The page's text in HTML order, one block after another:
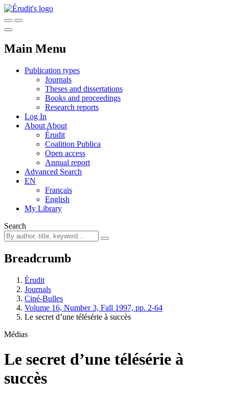
Main Menu
Publication types
Journals
Theses and dissertations
Books and proceedings
Research reports
Log In
About About
Érudit
Coalition Publica
Open access
Annual report
Advanced Search
EN
Français
English
My Library
Search
Breadcrumb
Érudit
Journals
Ciné-Bulles
Volume 16, Number 3, Fall 1997, pp. 2-64
Le secret d’une télésérie à succès
Médias
Le secret d’une télésérie à
succès